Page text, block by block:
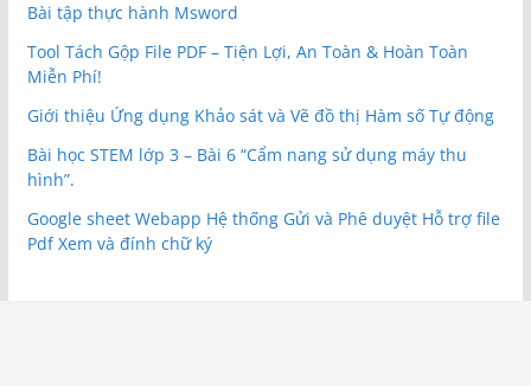
Bài tập thực hành Msword
Tool Tách Gộp File PDF – Tiện Lợi, An Toàn & Hoàn Toàn
Miễn Phí!
Giới thiệu Ứng dụng Khảo sát và Vẽ đồ thị Hàm số Tự động
Bài học STEM lớp 3 – Bài 6 “Cẩm nang sử dụng máy thu
hình”.
Google sheet Webapp Hệ thống Gửi và Phê duyệt Hỗ trợ file
Pdf Xem và đính chữ ký